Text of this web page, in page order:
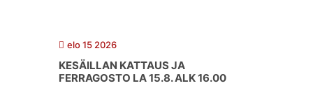
elo 15 2026
KESÄILLAN KATTAUS JA
FERRAGOSTO LA 15.8. ALK 16.00